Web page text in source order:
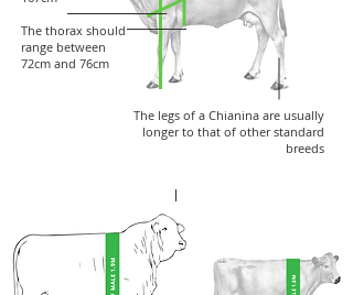
The thorax should
range between
72cm and 76cm
The legs of a Chianina are usually
longer to that of other standard
breeds